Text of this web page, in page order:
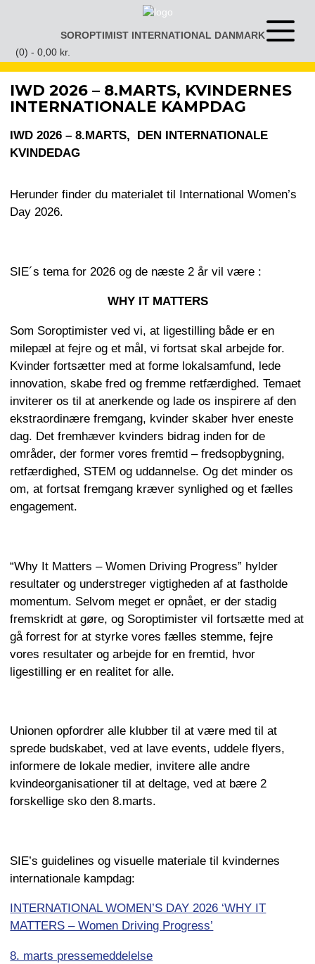
SOROPTIMIST INTERNATIONAL DANMARKÅben
menu
(0) - 0,00 kr.
IWD 2026 – 8.MARTS, KVINDERNES
INTERNATIONALE KAMPDAG
IWD 2026 – 8.MARTS, DEN INTERNATIONALE
KVINDEDAG
Herunder finder du materialet til International Women’s
Day 2026.
SIE´s tema for 2026 og de næste 2 år vil være :
WHY IT MATTERS
Som Soroptimister ved vi, at ligestilling både er en
milepæl at fejre og et mål, vi fortsat skal arbejde for.
Kvinder fortsætter med at forme lokalsamfund, lede
innovation, skabe fred og fremme retfærdighed. Temaet
inviterer os til at anerkende og lade os inspirere af den
ekstraordinære fremgang, kvinder skaber hver eneste
dag. Det fremhæver kvinders bidrag inden for de
områder, der former vores fremtid – fredsopbygning,
retfærdighed, STEM og uddannelse. Og det minder os
om, at fortsat fremgang kræver synlighed og et fælles
engagement.
“Why It Matters – Women Driving Progress” hylder
resultater og understreger vigtigheden af at fastholde
momentum. Selvom meget er opnået, er der stadig
fremskridt at gøre, og Soroptimister vil fortsætte med at
gå forrest for at styrke vores fælles stemme, fejre
vores resultater og arbejde for en fremtid, hvor
ligestilling er en realitet for alle.
Unionen opfordrer alle klubber til at være med til at
sprede budskabet, ved at lave events, uddele flyers,
informere de lokale medier, invitere alle andre
kvindeorganisationer til at deltage, ved at bære 2
forskellige sko den 8.marts.
SIE’s guidelines og visuelle materiale til kvindernes
internationale kampdag:
INTERNATIONAL WOMEN’S DAY 2026 ‘WHY IT
MATTERS – Women Driving Progress’
8. marts pressemeddelelse